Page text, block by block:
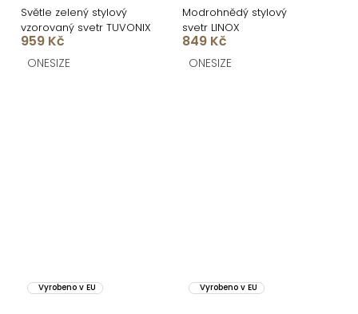
Světle zelený stylový
vzorovaný svetr TUVONIX
959 Kč
ONESIZE
Modrohnědý stylový
svetr LINOX
849 Kč
ONESIZE
Vyrobeno v EU Vyrobeno v EU